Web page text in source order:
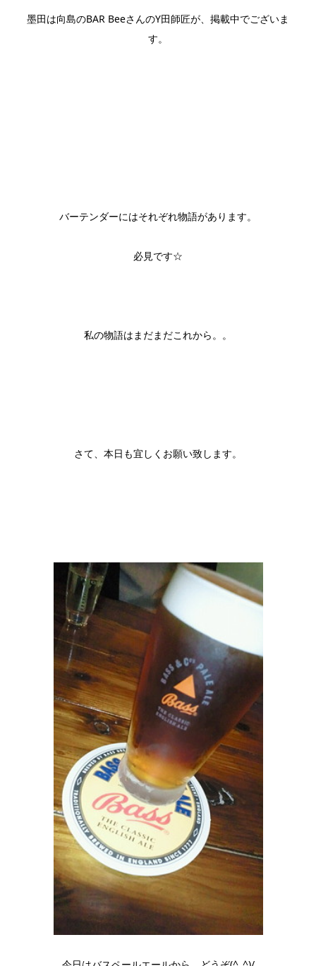
墨田は向島のBAR BeeさんのY田師匠が、掲載中でございま
す。
バーテンダーにはそれぞれ物語があります。
必見です☆
私の物語はまだまだこれから。。
さて、本日も宜しくお願い致します。